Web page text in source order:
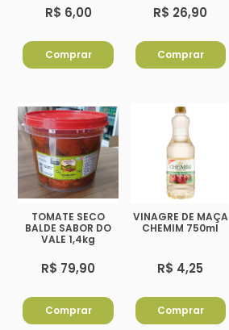
R$ 6,00
Comprar
R$ 26,90
Comprar
TOMATE SECO
BALDE SABOR DO
VALE 1,4kg
R$ 79,90
Comprar
VINAGRE DE MAÇA
CHEMIM 750ml
R$ 4,25
Comprar